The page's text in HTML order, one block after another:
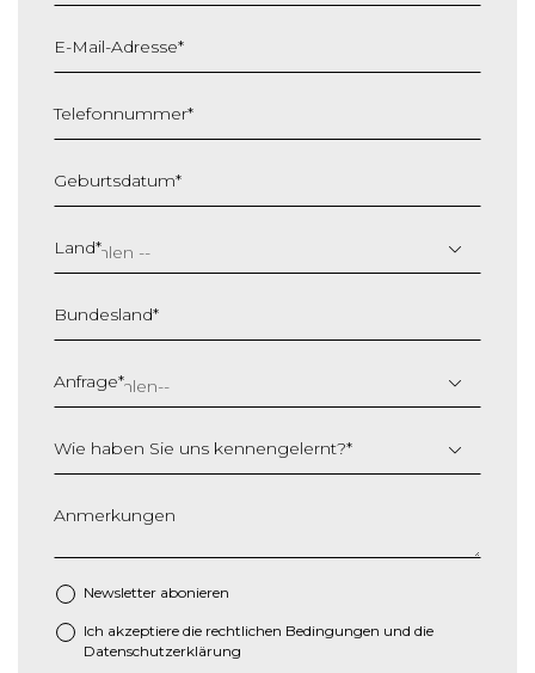
E-Mail-Adresse*
Telefonnummer*
Geburtsdatum*
T
S
h
ä
g
t
r
i
h
M
S
Land*
Bundesland*
Anfrage*
Wie haben Sie uns kennengelernt?*
Anmerkungen
Newsletter abonieren
* Ich akzeptiere die rechtlichen Bedingungen und die
Datenschutzerklärung